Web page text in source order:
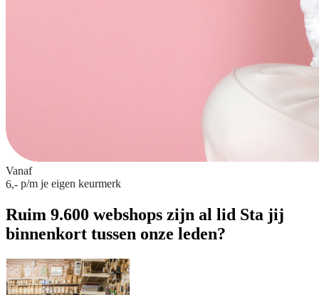
Vanaf
6,- p/m je eigen keurmerk
Ruim 9.600 webshops zijn al lid Sta jij
binnenkort tussen onze leden?